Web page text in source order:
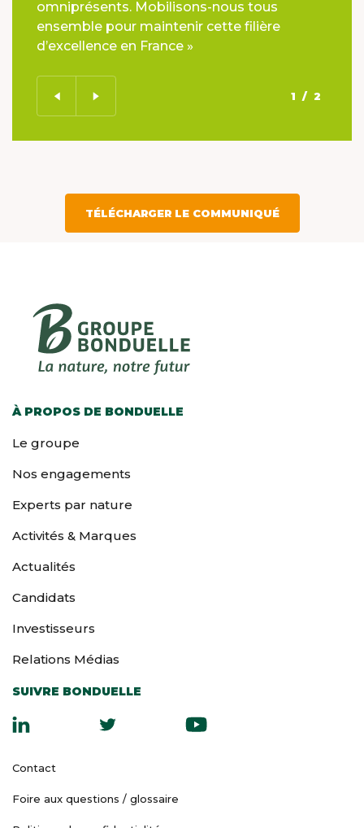
omniprésents. Mobilisons-nous tous
ensemble pour maintenir cette filière
d’excellence en France »
1 /2
TÉLÉCHARGER LE COMMUNIQUÉ
À PROPOS DE BONDUELLE
Le groupe
Nos engagements
Experts par nature
Activités & Marques
Actualités
Candidats
Investisseurs
Relations Médias
SUIVRE BONDUELLE
Contact
Foire aux questions / glossaire